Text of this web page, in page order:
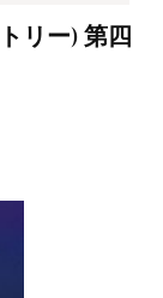
リー) 第四